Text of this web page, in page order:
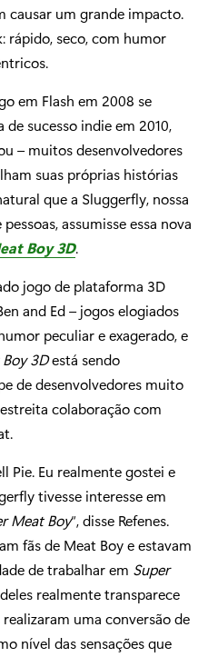
causar um grande impacto.
rápido, seco, com humor
em Flash em 2008 se
sucesso indie em 2010,
– muitos desenvolvedores
suas próprias histórias
que a Sluggerfly, nossa
assumisse essa nova
Boy 3D.
jogo de plataforma 3D
and Ed – jogos elogiados
peculiar e exagerado, e
3Destá sendo
de desenvolvedores muito
colaboração com
Pie. Eu realmente gostei e
tivesse interesse em
Meat Boy“, disse Refenes.
fãs de Meat Boy e estavam
de trabalhar em Super
realmente transparece
uma conversão de
nível das sensações que